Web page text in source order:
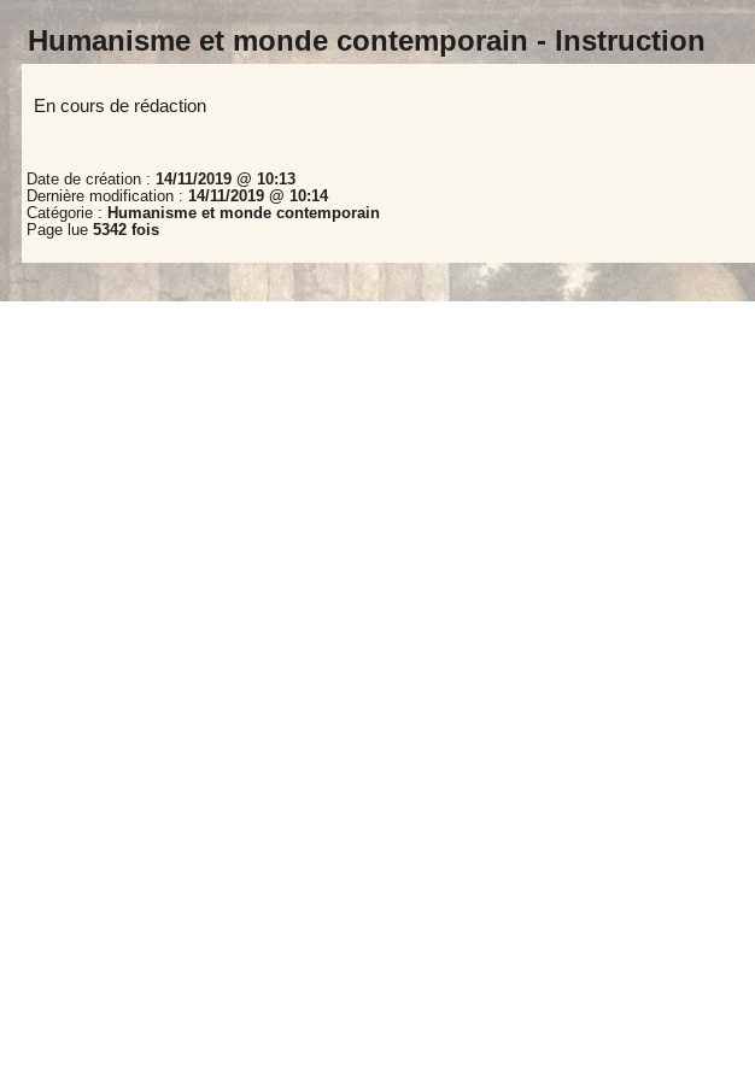
Humanisme et monde contemporain - Instruction
En cours de rédaction
Date de création : 14/11/2019 @ 10:13
Dernière modification : 14/11/2019 @ 10:14
Catégorie : Humanisme et monde contemporain
Page lue 5342 fois